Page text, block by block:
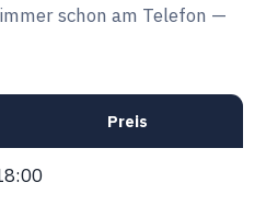
schon am Telefon —
Preis